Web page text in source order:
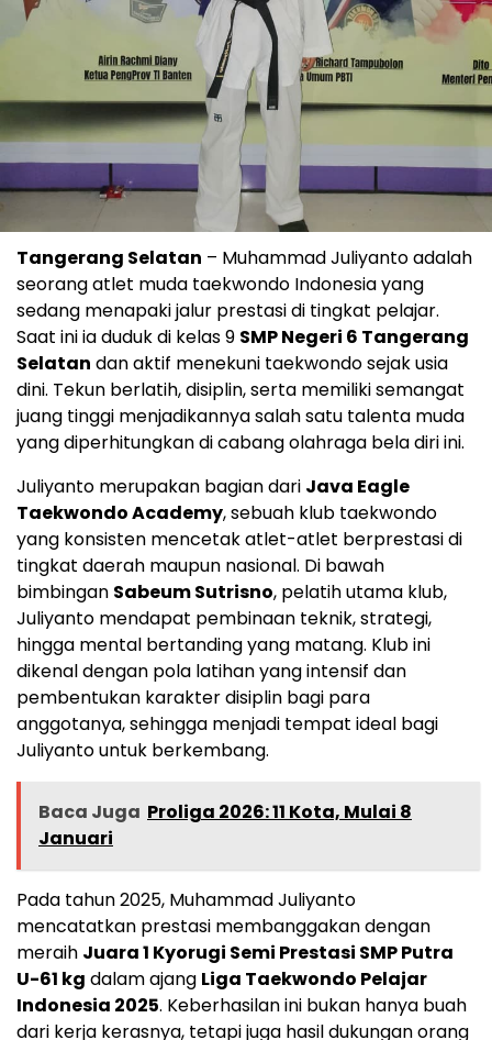
Tangerang Selatan – Muhammad Juliyanto adalah
seorang atlet muda taekwondo Indonesia yang
sedang menapaki jalur prestasi di tingkat pelajar.
Saat ini ia duduk di kelas 9 SMP Negeri 6 Tangerang
Selatan dan aktif menekuni taekwondo sejak usia
dini. Tekun berlatih, disiplin, serta memiliki semangat
juang tinggi menjadikannya salah satu talenta muda
yang diperhitungkan di cabang olahraga bela diri ini.
Juliyanto merupakan bagian dari Java Eagle
Taekwondo Academy, sebuah klub taekwondo
yang konsisten mencetak atlet-atlet berprestasi di
tingkat daerah maupun nasional. Di bawah
bimbingan Sabeum Sutrisno, pelatih utama klub,
Juliyanto mendapat pembinaan teknik, strategi,
hingga mental bertanding yang matang. Klub ini
dikenal dengan pola latihan yang intensif dan
pembentukan karakter disiplin bagi para
anggotanya, sehingga menjadi tempat ideal bagi
Juliyanto untuk berkembang.
Baca Juga Proliga 2026: 11 Kota, Mulai 8
Januari
Pada tahun 2025, Muhammad Juliyanto
mencatatkan prestasi membanggakan dengan
meraih Juara 1 Kyorugi Semi Prestasi SMP Putra
U-61 kg dalam ajang Liga Taekwondo Pelajar
Indonesia 2025. Keberhasilan ini bukan hanya buah
dari kerja kerasnya, tetapi juga hasil dukungan orang